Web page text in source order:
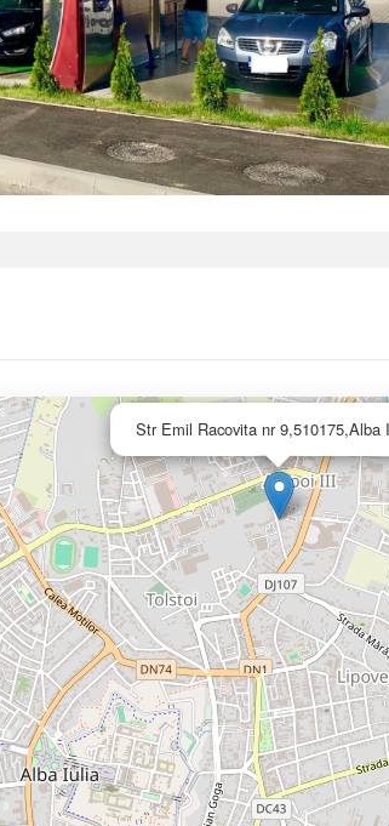
Str Emil Racovita nr 9,510175,Alba